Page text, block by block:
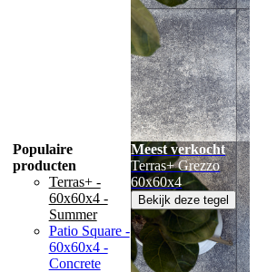
Populaire
producten
Terras+ -
60x60x4 -
Summer
Patio Square -
60x60x4 -
Concrete
Meest verkocht
Terras+ Grezzo
60x60x4
Bekijk deze tegel